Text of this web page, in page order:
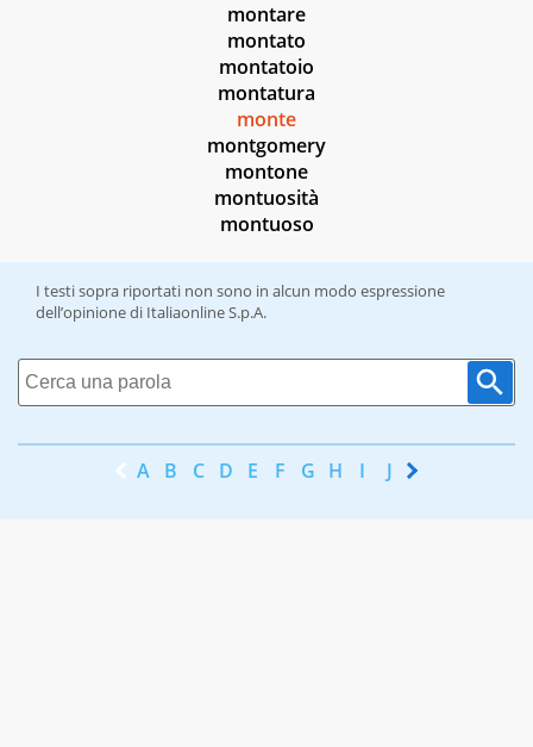
montare
montato
montatoio
montatura
monte
montgomery
montone
montuosità
montuoso
I testi sopra riportati non sono in alcun modo espressione
dell’opinione di Italiaonline S.p.A.
A B C D E F G H I J K